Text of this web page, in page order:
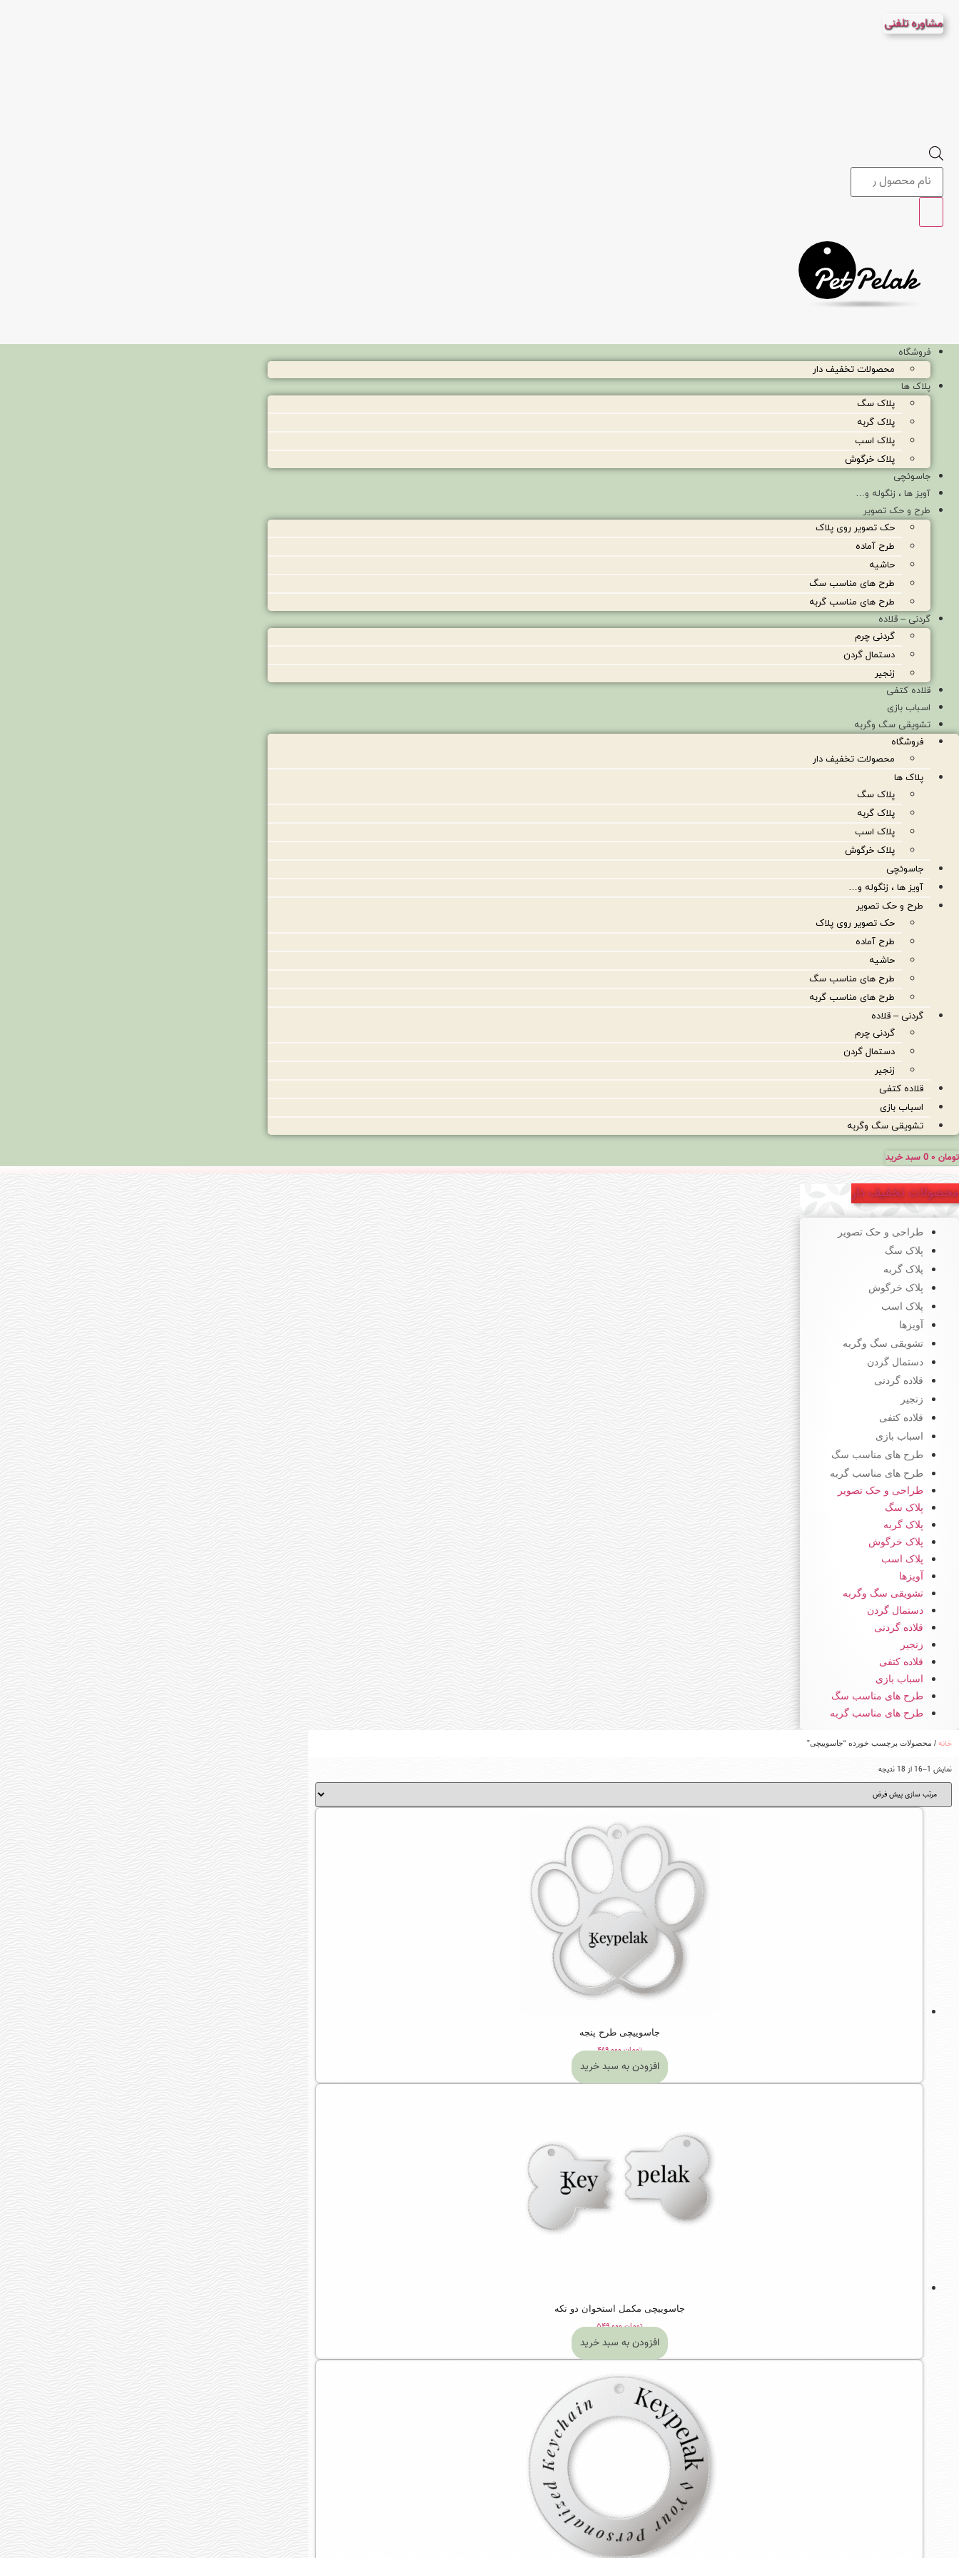
محتوا
مشاوره تلفنی
Products
search
فروشگاه
محصولات تخفیف دار
پلاک ها
پلاک سگ
پلاک گربه
پلاک اسب
پلاک خرگوش
جاسوئچی
آویز ها ، زنگوله و…
طرح و حک تصویر
حک تصویر روی پلاک
طرح آماده
حاشیه
طرح های مناسب سگ
طرح های مناسب گربه
گردنی – قلاده
گردنی چرم
دستمال گردن
زنجیر
قلاده کتفی
اسباب بازی
تشویقی سگ وگربه
فروشگاه
محصولات تخفیف دار
پلاک ها
پلاک سگ
پلاک گربه
پلاک اسب
پلاک خرگوش
جاسوئچی
آویز ها ، زنگوله و…
طرح و حک تصویر
حک تصویر روی پلاک
طرح آماده
حاشیه
طرح های مناسب سگ
طرح های مناسب گربه
گردنی – قلاده
گردنی چرم
دستمال گردن
زنجیر
قلاده کتفی
اسباب بازی
تشویقی سگ وگربه
تومان 0 سبد خرید
محصولات تخفیف دار
طراحی و حک تصویر
پلاک سگ
پلاک گربه
پلاک خرگوش
پلاک اسب
آویزها
تشویقی سگ وگربه
دستمال گردن
قلاده گردنی
زنجیر
قلاده کتفی
اسباب بازی
طرح های مناسب سگ
طرح های مناسب گربه
طراحی و حک تصویر
پلاک سگ
پلاک گربه
پلاک خرگوش
پلاک اسب
آویزها
تشویقی سگ وگربه
دستمال گردن
قلاده گردنی
زنجیر
قلاده کتفی
اسباب بازی
طرح های مناسب سگ
طرح های مناسب گربه
خانه / محصولات برچسب خورده “جاسوییچی”
نمایش 1–16 از 18 نتیجه
جاسوییچی طرح پنجه
تومان۴۸۹,۰۰۰
افزودن به سبد خرید
جاسوییچی مکمل استخوان دو تکه
تومان۵۴۹,۰۰۰
افزودن به سبد خرید